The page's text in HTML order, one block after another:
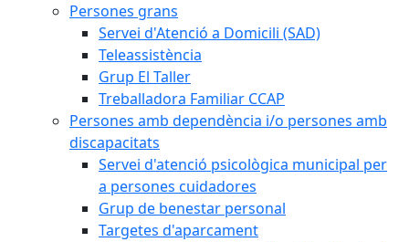
Persones grans
Servei d'Atenció a Domicili (SAD)
Teleassistència
Grup El Taller
Treballadora Familiar CCAP
Persones amb dependència i/o persones amb
discapacitats
Servei d'atenció psicològica municipal per
a persones cuidadores
Grup de benestar personal
Targetes d'aparcament